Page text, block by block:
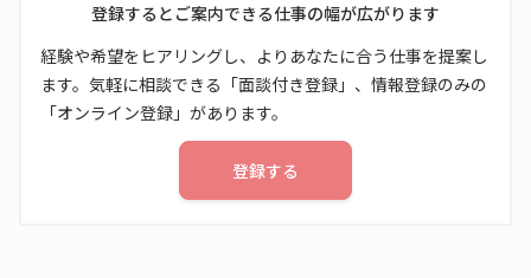
登録するとご案内できる仕事の幅が広がります
経験や希望をヒアリングし、よりあなたに合う仕事を提案し
ます。気軽に相談できる「面談付き登録」、情報登録のみの
「オンライン登録」があります。
登録する